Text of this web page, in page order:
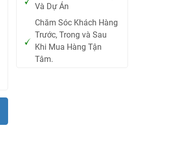
Và Dự Án
Chăm Sóc Khách Hàng
Trước, Trong và Sau
Khi Mua Hàng Tận
Tâm.